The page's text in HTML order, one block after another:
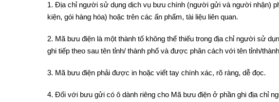
1. Địa chỉ người sử dụng dịch vụ bưu chính (người gửi và người nhận)
kiện, gói hàng hóa) hoặc trên các ấn phẩm, tài liệu liên quan.
2. Mã bưu điện là một thành tố không thể thiếu trong địa chỉ người sử
ghi tiếp theo sau tên tỉnh/ thành phố và được phân cách với tên tỉnh/
3. Mã bưu điện phải được in hoặc viết tay chính xác, rõ ràng, dễ đọc.
4. Đối với bưu gửi có ô dành riêng cho Mã bưu điện ở phần ghi địa chỉ